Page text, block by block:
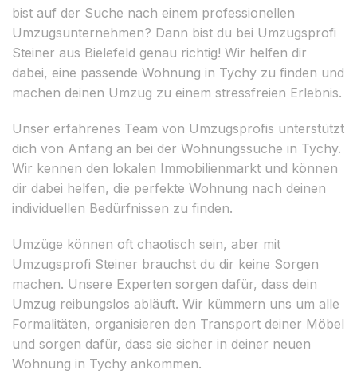
bist auf der Suche nach einem professionellen
Umzugsunternehmen? Dann bist du bei Umzugsprofi
Steiner aus Bielefeld genau richtig! Wir helfen dir
dabei, eine passende Wohnung in Tychy zu finden und
machen deinen Umzug zu einem stressfreien Erlebnis.
Unser erfahrenes Team von Umzugsprofis unterstützt
dich von Anfang an bei der Wohnungssuche in Tychy.
Wir kennen den lokalen Immobilienmarkt und können
dir dabei helfen, die perfekte Wohnung nach deinen
individuellen Bedürfnissen zu finden.
Umzüge können oft chaotisch sein, aber mit
Umzugsprofi Steiner brauchst du dir keine Sorgen
machen. Unsere Experten sorgen dafür, dass dein
Umzug reibungslos abläuft. Wir kümmern uns um alle
Formalitäten, organisieren den Transport deiner Möbel
und sorgen dafür, dass sie sicher in deiner neuen
Wohnung in Tychy ankommen.